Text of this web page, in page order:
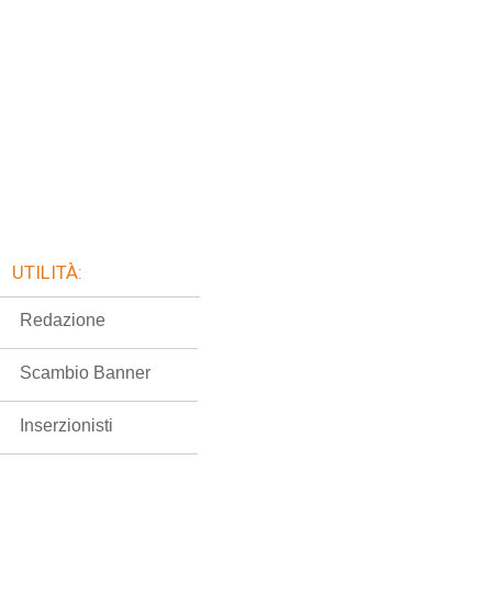
UTILITÀ:
Redazione
Scambio Banner
Inserzionisti